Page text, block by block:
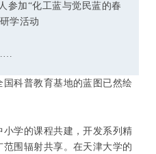
参加“化工蓝与觉民蓝的春
学活动
科普教育基地的蓝图已然绘
学的课程共建，开发系列精
围辐射共享。在天津大学的